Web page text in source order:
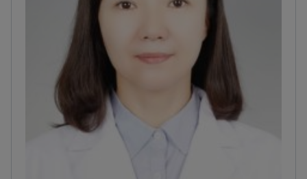
Fujian y de la Asociación de Rehabilitación de
Personas con Discapacidad de Fujian. También forma
parte de la Asociación de Médicos de Xiamen, la
Asociación Médica de Xiamen, la Asociación de
Medicina Preventiva de Xiamen y la Asociación de
Medicina de Rehabilitación de Xiamen.